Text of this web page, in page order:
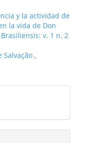
y la actividad de
la vida de Don
Brasiliensis: v. 1 n. 2
Salvação ,